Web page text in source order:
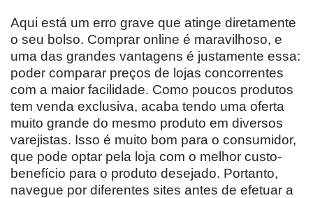
Aqui está um erro grave que atinge diretamente
o seu bolso. Comprar online é maravilhoso, e
uma das grandes vantagens é justamente essa:
poder comparar preços de lojas concorrentes
com a maior facilidade. Como poucos produtos
tem venda exclusiva, acaba tendo uma oferta
muito grande do mesmo produto em diversos
varejistas. Isso é muito bom para o consumidor,
que pode optar pela loja com o melhor custo-
benefício para o produto desejado. Portanto,
navegue por diferentes sites antes de efetuar a